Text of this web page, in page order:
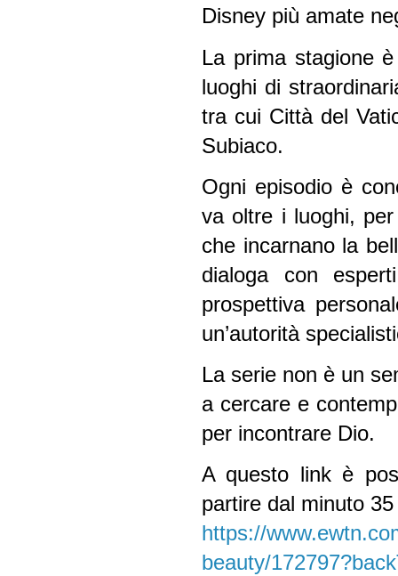
Disney più amate
La prima stagione
luoghi di
tra cui Città del
Subiaco.
Ogni episodio è
va oltre i luoghi,
che incarnano la
dialoga con
prospettiva
un’autorità
La serie non è un
a cercare e
per incontrare Dio.
A questo link è
partire dal minuto 35
https://
beauty/